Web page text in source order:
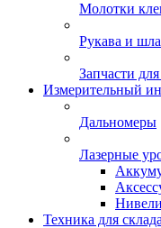
Молотки
Рукава и
Запчасти
Измерительный
Дальномеры
Лазерные
Техника для склада